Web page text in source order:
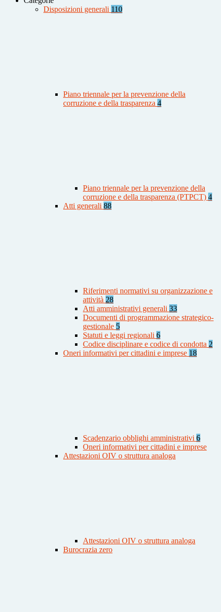
Disposizioni generali 110
Piano triennale per la prevenzione della
corruzione e della trasparenza 4
Piano triennale per la prevenzione della
corruzione e della trasparenza (PTPCT) 4
Atti generali 88
Riferimenti normativi su organizzazione e
attività 28
Atti amministrativi generali 33
Documenti di programmazione strategico-
gestionale 5
Statuti e leggi regionali 6
Codice disciplinare e codice di condotta 2
Oneri informativi per cittadini e imprese 18
Scadenzario obblighi amministrativi 6
Oneri informativi per cittadini e imprese
Attestazioni OIV o struttura analoga
Attestazioni OIV o struttura analoga
Burocrazia zero